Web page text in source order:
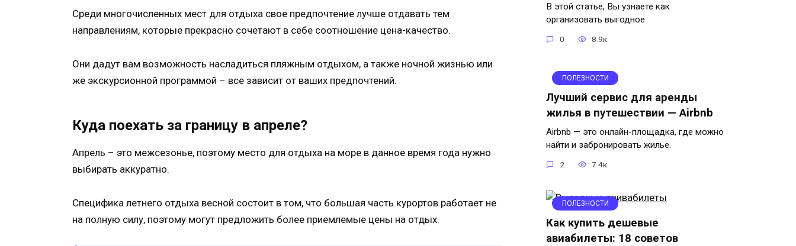
Среди многочисленных мест для отдыха свое предпочтение лучше отдавать тем
направлениям, которые прекрасно сочетают в себе соотношение цена-качество.
Они дадут вам возможность насладиться пляжным отдыхом, а также ночной жизнью или
же экскурсионной программой – все зависит от ваших предпочтений.
Куда поехать за границу в апреле?
Апрель – это межсезонье, поэтому место для отдыха на море в данное время года нужно
выбирать аккуратно.
Специфика летнего отдыха весной состоит в том, что большая часть курортов работает не
на полную силу, поэтому могут предложить более приемлемые цены на отдых.
В этой статье, Вы узнаете как
организовать выгодное
0 8.9к.
ПОЛЕЗНОСТИ
Лучший сервис для аренды
жилья в путешествии — Airbnb
Airbnb — это онлайн-площадка, где можно
найти и забронировать жилье.
2 7.4к.
ПОЛЕЗНОСТИ
Как купить дешевые
авиабилеты: 18 советов